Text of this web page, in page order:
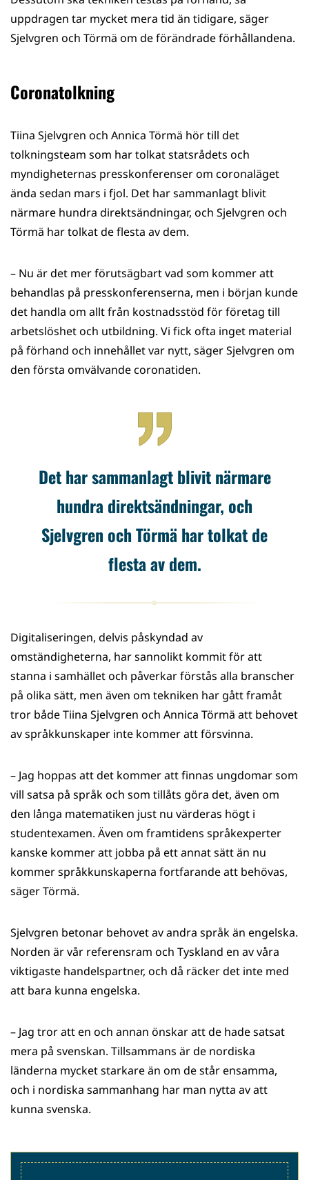
uppdragen tar mycket mera tid än tidigare, säger
Sjelvgren och Törmä om de förändrade förhållandena.
Coronatolkning
Tiina Sjelvgren och Annica Törmä hör till det
tolkningsteam som har tolkat statsrådets och
myndigheternas presskonferenser om coronaläget
ända sedan mars i fjol. Det har sammanlagt blivit
närmare hundra direktsändningar, och Sjelvgren och
Törmä har tolkat de flesta av dem.
​– Nu är det mer förutsägbart vad som kommer att
behandlas på presskonferenserna, men i början kunde
det handla om allt från kostnadsstöd för företag till
arbetslöshet och utbildning. Vi fick ofta inget material
på förhand och innehållet var nytt, säger Sjelvgren om
den första omvälvande coronatiden.
Det har sammanlagt blivit närmare
hundra direktsändningar, och
Sjelvgren och Törmä har tolkat de
flesta av dem.
Digitaliseringen, delvis påskyndad av
omständigheterna, har sannolikt kommit för att
stanna i samhället och påverkar förstås alla branscher
på olika sätt, men även om tekniken har gått framåt
tror både Tiina Sjelvgren och Annica Törmä att behovet
av språkkunskaper inte kommer att försvinna.
​– Jag hoppas att det kommer att finnas ungdomar som
vill satsa på språk och som tillåts göra det, även om
den långa matematiken just nu värderas högt i
studentexamen. Även om framtidens språkexperter
kanske kommer att jobba på ett annat sätt än nu
kommer språkkunskaperna fortfarande att behövas,
säger Törmä.
Sjelvgren betonar behovet av andra språk än engelska.
Norden är vår referensram och Tyskland en av våra
viktigaste handelspartner, och då räcker det inte med
att bara kunna engelska.
​– Jag tror att en och annan önskar att de hade satsat
mera på svenskan. Tillsammans är de nordiska
länderna mycket starkare än om de står ensamma,
och i nordiska sammanhang har man nytta av att
kunna svenska.